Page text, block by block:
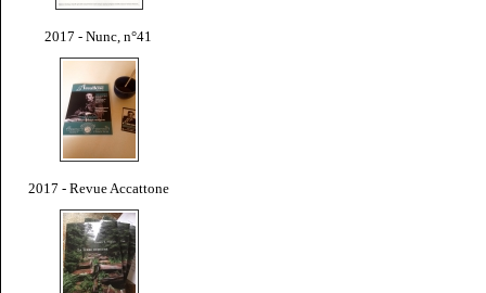
2017 - Nunc, n°41
2017 - Revue Accattone